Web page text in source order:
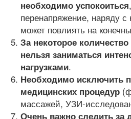
необходимо успокоиться
перенапряжение, наряду
может повлиять на
За некоторое
нельзя заниматься
нагрузками.
Необходимо исключить
медицинских процедур
массажей, УЗИ-
Очень важно следить за